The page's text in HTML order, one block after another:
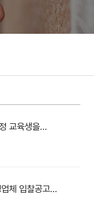
교육생을
체 입찰공고